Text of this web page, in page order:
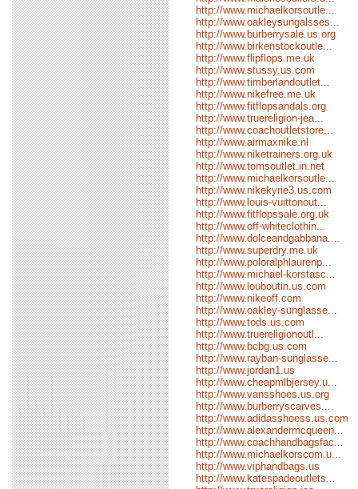
http://www.michaelkorsoutle...
http://www.oakleysungalsses...
http://www.burberrysale.us.org
http://www.birkenstockoutle...
http://www.flipflops.me.uk
http://www.stussy.us.com
http://www.timberlandoutlet...
http://www.nikefree.me.uk
http://www.fitflopsandals.org
http://www.truereligion-jea...
http://www.coachoutletstore...
http://www.airmaxnike.nl
http://www.niketrainers.org.uk
http://www.tomsoutlet.in.net
http://www.michaelkorsoutle...
http://www.nikekyrie3.us.com
http://www.louis-vuittonout...
http://www.fitflopssale.org.uk
http://www.off-whiteclothin...
http://www.dolceandgabbana....
http://www.superdry.me.uk
http://www.poloralphlaurenp...
http://www.michael-korstasc...
http://www.louboutin.us.com
http://www.nikeoff.com
http://www.oakley-sunglasse...
http://www.tods.us.com
http://www.truereligionoutl...
http://www.bcbg.us.com
http://www.rayban-sunglasse...
http://www.jordan1.us
http://www.cheapmlbjersey.u...
http://www.vansshoes.us.org
http://www.burberryscarves....
http://www.adidasshoess.us.com
http://www.alexandermcqueen...
http://www.coachhandbagsfac...
http://www.michaelkorscom.u...
http://www.viphandbags.us
http://www.katespadeoutlets...